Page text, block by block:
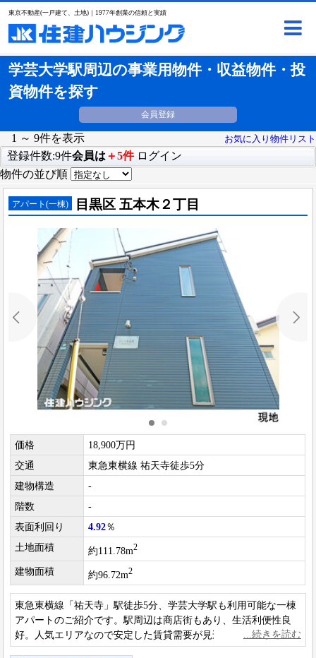
東京不動産(一戸建て、土地)｜1977年創業の信頼と実績
学芸大学駅周辺の事業用物件・収益物件・投
資物件を探す
会員登録
1 ～ 9件を表示 お気に入り物件リスト
登録件数:9件会員は ＋5件 ログイン
物件の並び順
アパート(一棟) 目黒区 五本木２丁目
価格
18,900万円
交通
東急東横線 祐天寺徒歩5分
建物構造
-
階数
-
表面利回り
4.92％
土地面積
約111.78m2
建物面積 約96.72m2
東急東横線「祐天寺」駅徒歩5分、学芸大学駅も利用可能な一棟
アパートのご紹介です。駅周辺は商店街もあり、生活利便性良
好。人気エリアなので安定した賃貸需要が見込める収益物件で
す。